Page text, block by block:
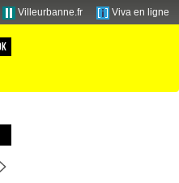
Villeurbanne.fr Viva en ligne